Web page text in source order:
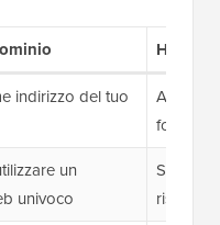
Hosting
indirizzo del tuo
Archivia
fornisce
un
univoco
Spazio
risorse